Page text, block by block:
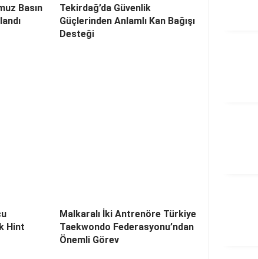
Basın
Tekirdağ’da Güvenlik
Güçlerinden Anlamlı Kan Bağışı
Desteği
Hint
Malkaralı İki Antrenöre Türkiye
Taekwondo Federasyonu’ndan
Önemli Görev